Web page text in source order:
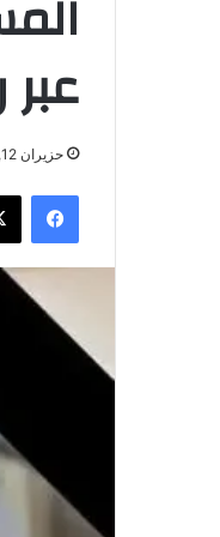
حزيران 12, 2026, 12:35 م